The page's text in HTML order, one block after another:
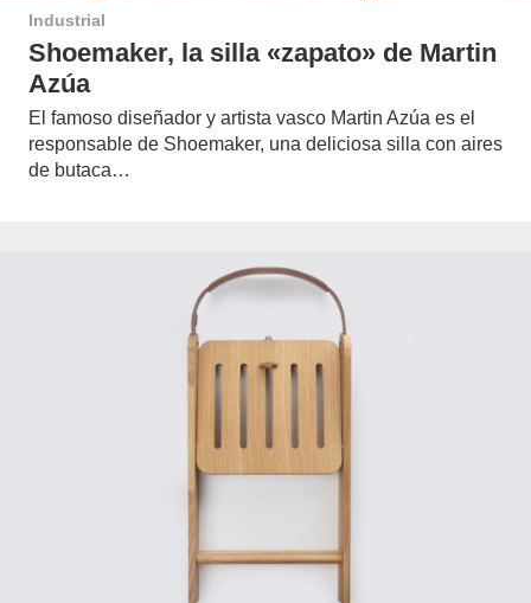
Industrial
Shoemaker, la silla «zapato» de Martin
Azúa
El famoso diseñador y artista vasco Martin Azúa es el
responsable de Shoemaker, una deliciosa silla con aires
de butaca…